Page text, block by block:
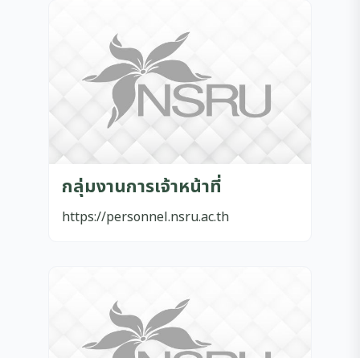
กลุ่มงานการเจ้าหน้าที่
https://personnel.nsru.ac.th